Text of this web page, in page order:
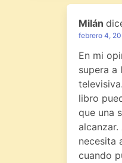
Milán
febrero 4,
En mi
supera a
libro
que una
alcanzar.
necesita
cuando